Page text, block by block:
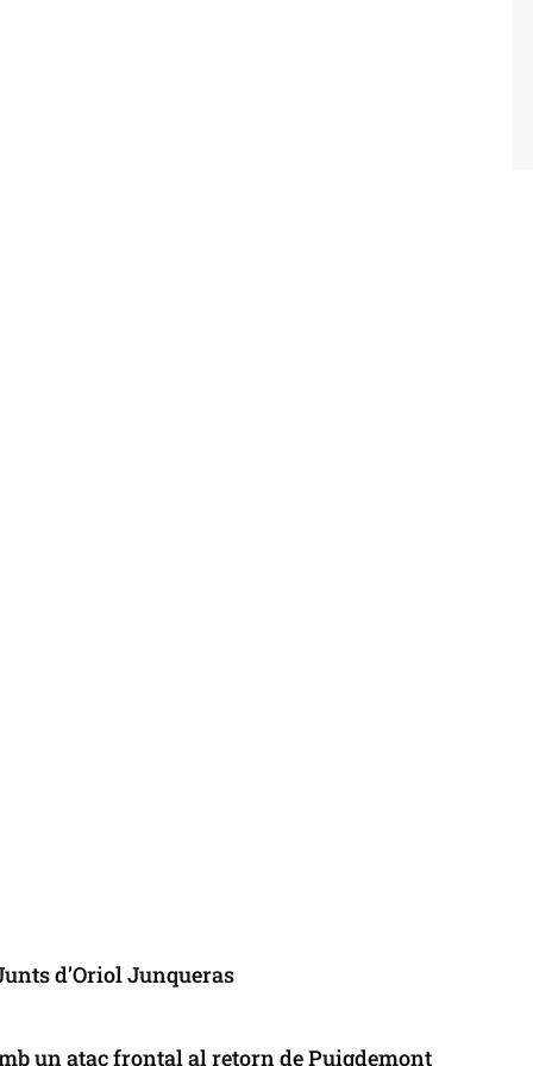
d’Oriol Junqueras
un atac frontal al retorn de Puigdemont